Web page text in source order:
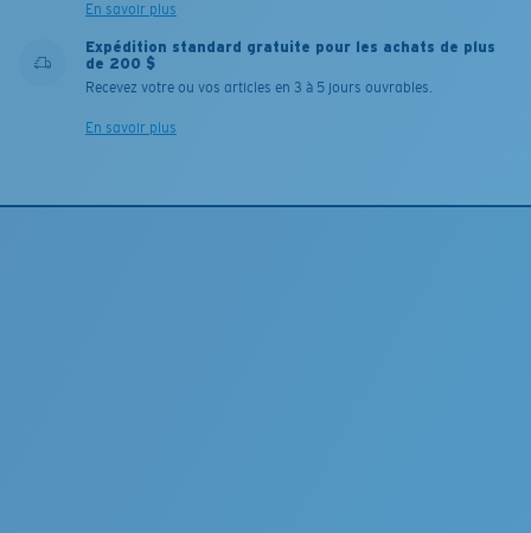
En savoir plus
Expédition standard gratuite pour les achats de plus
de 200 $
Recevez votre ou vos articles en 3 à 5 jours ouvrables.
En savoir plus